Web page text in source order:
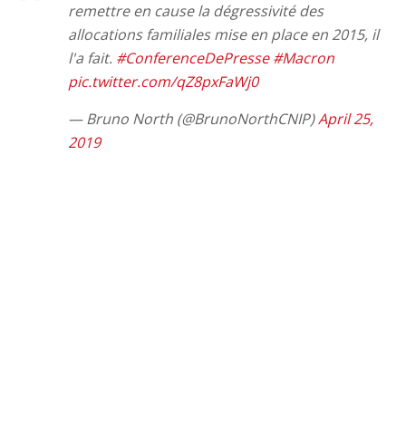
remettre en cause la dégressivité des
allocations familiales mise en place en 2015, il
l'a fait. #ConferenceDePresse #Macron
pic.twitter.com/qZ8pxFaWj0
— Bruno North (@BrunoNorthCNIP)April 25,
2019